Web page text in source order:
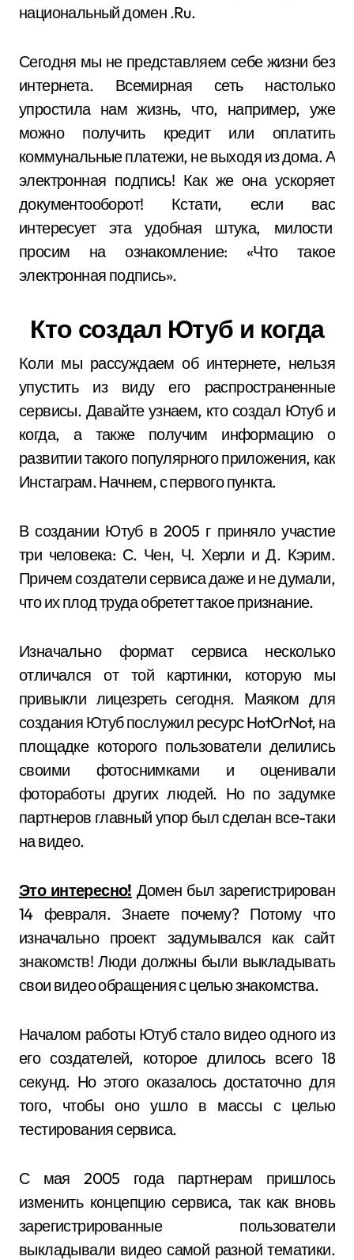
национальный домен .Ru.
Сегодня мы не представляем себе жизни без
интернета. Всемирная сеть настолько
упростила нам жизнь, что, например, уже
можно получить кредит или оплатить
коммунальные платежи, не выходя из дома. А
электронная подпись! Как же она ускоряет
документооборот! Кстати, если вас
интересует эта удобная штука, милости
просим на ознакомление: «Что такое
электронная подпись».
Кто создал Ютуб и когда
Коли мы рассуждаем об интернете, нельзя
упустить из виду его распространенные
сервисы. Давайте узнаем, кто создал Ютуб и
когда, а также получим информацию о
развитии такого популярного приложения, как
Инстаграм. Начнем, с первого пункта.
В создании Ютуб в 2005 г приняло участие
три человека: С. Чен, Ч. Херли и Д. Кэрим.
Причем создатели сервиса даже и не думали,
что их плод труда обретет такое признание.
Изначально формат сервиса несколько
отличался от той картинки, которую мы
привыкли лицезреть сегодня. Маяком для
создания Ютуб послужил ресурс HotOrNot, на
площадке которого пользователи делились
своими фотоснимками и оценивали
фотоработы других людей. Но по задумке
партнеров главный упор был сделан все-таки
на видео.
Это интересно! Домен был зарегистрирован
14 февраля. Знаете почему? Потому что
изначально проект задумывался как сайт
знакомств! Люди должны были выкладывать
свои видео обращения с целью знакомства.
Началом работы Ютуб стало видео одного из
его создателей, которое длилось всего 18
секунд. Но этого оказалось достаточно для
того, чтобы оно ушло в массы с целью
тестирования сервиса.
С мая 2005 года партнерам пришлось
изменить концепцию сервиса, так как вновь
зарегистрированные пользователи
выкладывали видео самой разной тематики.